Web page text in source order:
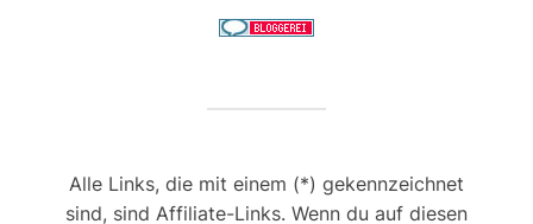
Alle Links, die mit einem (*) gekennzeichnet
sind, sind Affiliate-Links. Wenn du auf diesen